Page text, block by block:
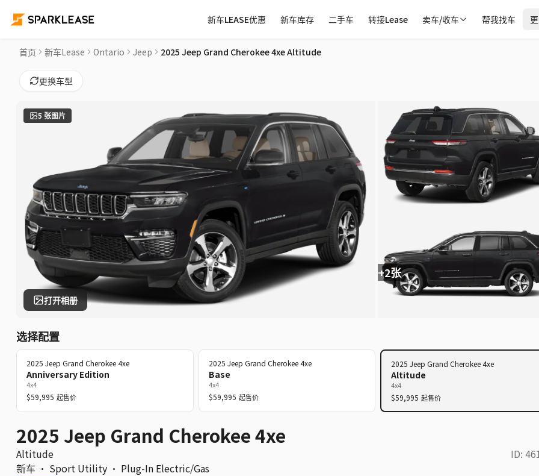
新车LEASE优惠 新车库存 二手车 转接Lease 卖车/收车 帮我找车
2025 Jeep Grand Cherokee 4xe Altitude Car Lease Deals in Sudbury
首页 新车Lease Ontario Jeep 2025 Jeep Grand Cherokee 4xe Altitude
更换车型
+2张
5 张图片
打开相册
选择配置
2025 Jeep Grand Cherokee 4xe
Anniversary Edition
4x4
$59,995 起售价
2025 Jeep Grand Cherokee 4xe
Base
4x4
$59,995 起售价
2025 Jeep Grand Cherokee 4xe
Altitude
4x4
$59,995 起售价
2025 Jeep Grand Cherokee 4xe
Altitude ID:
新车 · Sport Utility · Plug-In Electric/Gas